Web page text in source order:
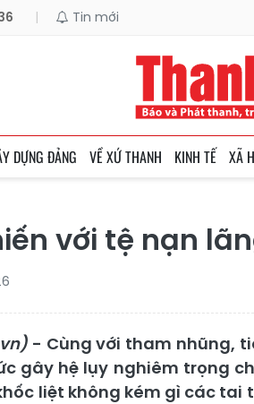
| Tin mới
DỰNG ĐẢNG VỀ XỨ THANH KINH TẾ XÃ
với tệ nạn
- Cùng với tham nhũng,
gây hệ lụy nghiêm trọng
liệt không kém gì các tai